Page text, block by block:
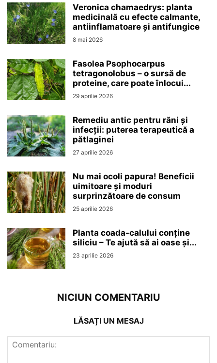
Veronica chamaedrys: planta
medicinală cu efecte calmante,
antiinflamatoare și antifungice
8 mai 2026
Fasolea Psophocarpus
tetragonolobus – o sursă de
proteine, care poate înlocui...
29 aprilie 2026
Remediu antic pentru răni și
infecții: puterea terapeutică a
pătlaginei
27 aprilie 2026
Nu mai ocoli papura! Beneficii
uimitoare și moduri
surprinzătoare de consum
25 aprilie 2026
Planta coada-calului conține
siliciu – Te ajută să ai oase și...
23 aprilie 2026
NICIUN COMENTARIU
LĂSAȚI UN MESAJ